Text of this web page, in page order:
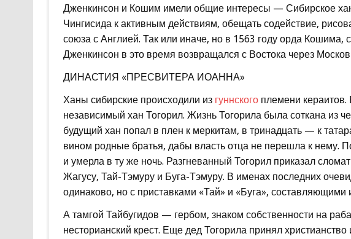
Дженкинсон и Кошим имели общие интересы — Сибирское
Чингисида к активным действиям, обещать содействие,
союза с Англией. Так или иначе, но в 1563 году орда
Дженкинсон в это время возвращался с Востока через
ДИНАСТИЯ «ПРЕСВИТЕРА ИОАННА»
Ханы сибирские происходили из гуннскогоплемени кераитов.
независимый хан Тогорил. Жизнь Тогорила была соткана из
будущий хан попал в плен к меркитам, в тринадцать — к
вином родные братья, дабы власть отца не перешла к нему.
и умерла в ту же ночь. Разгневанный Тогорил приказал
Жагусу, Тай-Тэмуру и Буга-Тэмуру. В именах последних
одинаково, но с приставками «Тай» и «Буга», составляющими
А тамгой Тайбугидов — гербом, знаком собственности на
несторианский крест. Еще дед Тогорила принял христианство